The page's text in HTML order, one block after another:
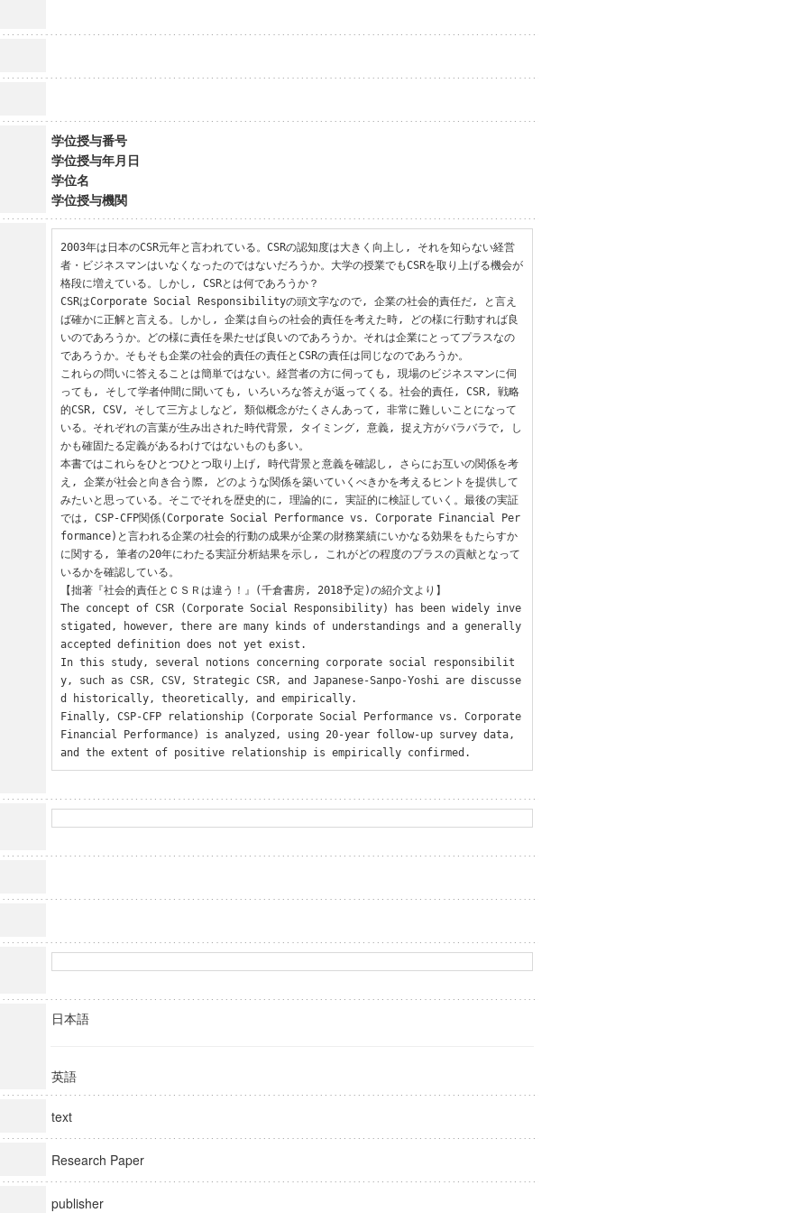
学位授与番号
学位授与年月日
学位名
学位授与機関
2003年は日本のCSR元年と言われている。CSRの認知度は大きく向上し, それを知らない経営
者・ビジネスマンはいなくなったのではないだろうか。大学の授業でもCSRを取り上げる機会が
格段に増えている。しかし, CSRとは何であろうか？
CSRはCorporate Social Responsibilityの頭文字なので, 企業の社会的責任だ, と言え
ば確かに正解と言える。しかし, 企業は自らの社会的責任を考えた時, どの様に行動すれば良
いのであろうか。どの様に責任を果たせば良いのであろうか。それは企業にとってプラスなの
であろうか。そもそも企業の社会的責任の責任とCSRの責任は同じなのであろうか。
これらの問いに答えることは簡単ではない。経営者の方に伺っても, 現場のビジネスマンに伺
っても, そして学者仲間に聞いても, いろいろな答えが返ってくる。社会的責任, CSR, 戦略
的CSR, CSV, そして三方よしなど, 類似概念がたくさんあって, 非常に難しいことになって
いる。それぞれの言葉が生み出された時代背景, タイミング, 意義, 捉え方がバラバラで, し
かも確固たる定義があるわけではないものも多い。
本書ではこれらをひとつひとつ取り上げ, 時代背景と意義を確認し, さらにお互いの関係を考
え, 企業が社会と向き合う際, どのような関係を築いていくべきかを考えるヒントを提供して
みたいと思っている。そこでそれを歴史的に, 理論的に, 実証的に検証していく。最後の実証
では, CSP-CFP関係(Corporate Social Performance vs. Corporate Financial Per
formance)と言われる企業の社会的行動の成果が企業の財務業績にいかなる効果をもたらすか
に関する, 筆者の20年にわたる実証分析結果を示し, これがどの程度のプラスの貢献となって
いるかを確認している。
【拙著『社会的責任とＣＳＲは違う！』(千倉書房, 2018予定)の紹介文より】
The concept of CSR (Corporate Social Responsibility) has been widely inve
stigated, however, there are many kinds of understandings and a generally
accepted definition does not yet exist.
In this study, several notions concerning corporate social responsibilit
y, such as CSR, CSV, Strategic CSR, and Japanese-Sanpo-Yoshi are discusse
d historically, theoretically, and empirically.
Finally, CSP-CFP relationship (Corporate Social Performance vs. Corporate
Financial Performance) is analyzed, using 20-year follow-up survey data,
and the extent of positive relationship is empirically confirmed.
日本語
英語
text
Research Paper
publisher